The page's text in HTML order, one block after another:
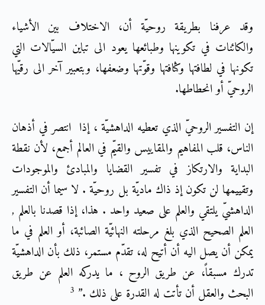
وقد عرفنا بطريقة روحيّة أن، الاختلاف بين الأشياء
والكائنات في تكوينها وطبائعها يعود الى تباين السيّالات التي
تكونها في لطافتها وكثافتها وقوّتها وضعفها، وبتعبير آخر الى رقيّها
الروحيّ أو انحطاطها.
إن التفسير الروحيّ الذي تعطيه الداهشيّة ، إذا انتصر في أذهان
الناس، قلب المفاهيم والمقاييس والقيّم في العالم أجمع، لأن نقطة
البداية والارتكاز في تفسير القضايا والمبادئ والموجودات
وتقييمها لن تكون إذ ذاك ماديّة بل روحيّة . لا سيما أن التفسير
الداهشيّ يلتقي والعلم على صعيد واحد . هذا، إذا قصدنا بالعلم ,
العلم الصحيح الذي بلغ مرحلته النهائيّة الصائبة، أو العلم في ما
يمكن أن يصل اليه أن أتيح له، تقدّم مستمر، ذلك بأن الداهشيّة
تدرك مسبقاً، عن طريق الروح ، ما يدركه العلم عن طريق
البحث والعقل أن تأتت له القدرة على ذلك .” 3